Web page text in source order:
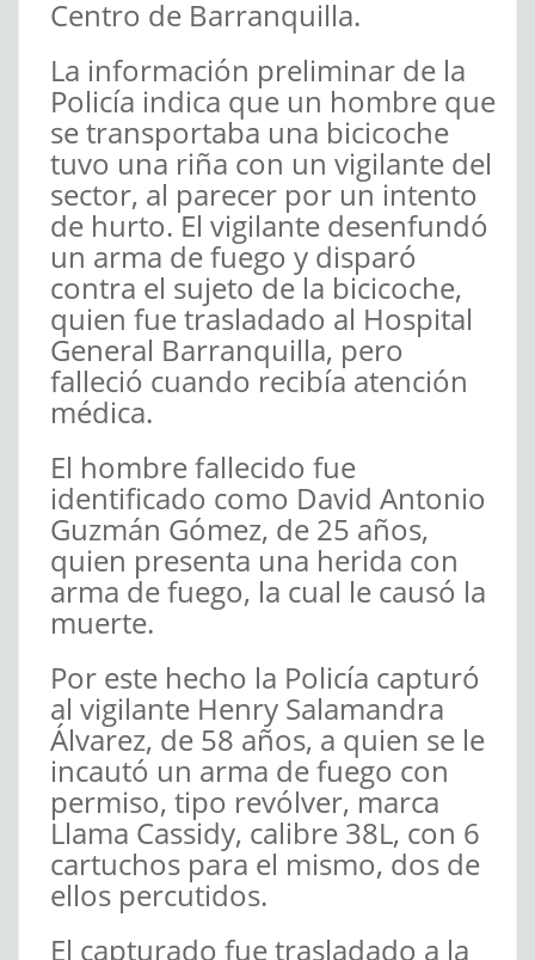
Centro de Barranquilla.
La información preliminar de la
Policía indica que un hombre que
se transportaba una bicicoche
tuvo una riña con un vigilante del
sector, al parecer por un intento
de hurto. El vigilante desenfundó
un arma de fuego y disparó
contra el sujeto de la bicicoche,
quien fue trasladado al Hospital
General Barranquilla, pero
falleció cuando recibía atención
médica.
El hombre fallecido fue
identificado como David Antonio
Guzmán Gómez, de 25 años,
quien presenta una herida con
arma de fuego, la cual le causó la
muerte.
Por este hecho la Policía capturó
al vigilante Henry Salamandra
Álvarez, de 58 años, a quien se le
incautó un arma de fuego con
permiso, tipo revólver, marca
Llama Cassidy, calibre 38L, con 6
cartuchos para el mismo, dos de
ellos percutidos.
El capturado fue trasladado a la